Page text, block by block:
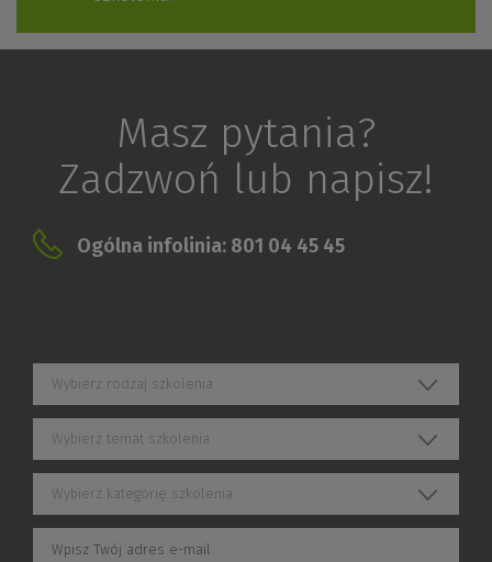
Masz pytania?
Zadzwoń lub napisz!
Ogólna infolinia: 801 04 45 45
Wybierz rodzaj szkolenia
Wybierz temat szkolenia
Wybierz kategorię szkolenia